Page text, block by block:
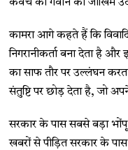
कवच को गंवाने का जोखिम
कामरा आगे कहते हैं कि
निगरानीकर्ता बना देता है
का साफ तौर पर उल्लंघन
संतुष्टि पर छोड़ देता है, जो
सरकार के पास सबसे बड़ा
खबरों से पीड़ित सरकार के